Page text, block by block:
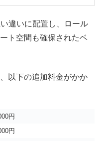
違いに配置し、ロール
ト空間も確保されたベ
以下の追加料金がかか
円
円